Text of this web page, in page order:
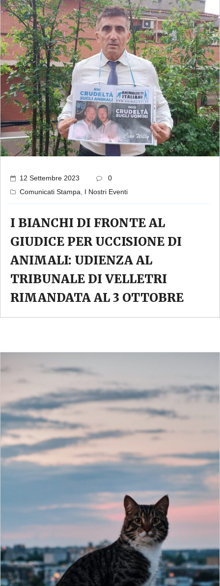
12 Settembre 2023
0
Comunicati Stampa
I Nostri Eventi
I BIANCHI DI FRONTE AL
GIUDICE PER UCCISIONE DI
ANIMALI: UDIENZA AL
TRIBUNALE DI VELLETRI
RIMANDATA AL 3 OTTOBRE